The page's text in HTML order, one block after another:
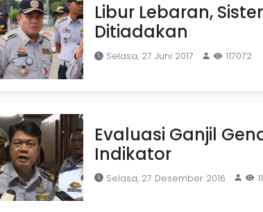
Libur Lebaran,
Ditiadakan
Selasa, 27 Juni 2017 117072
Evaluasi Ganjil
Indikator
Selasa, 27 Desember 2016